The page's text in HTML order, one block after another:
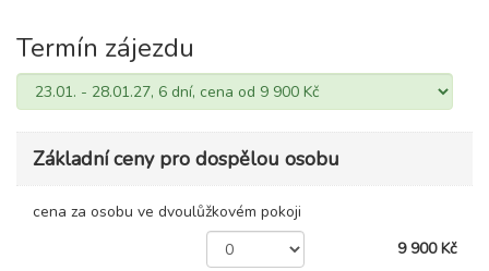
Termín zájezdu
Základní ceny pro dospělou osobu
cena za osobu ve dvoulůžkovém pokoji
9 900 Kč